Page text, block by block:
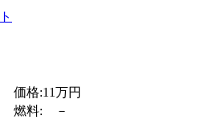
価格:11万円
燃料: －